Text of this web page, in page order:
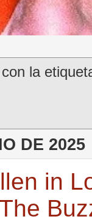
la
DE 2025
in